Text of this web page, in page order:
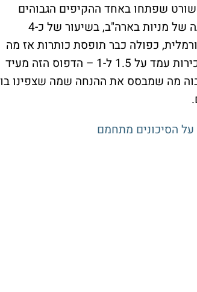
שורט שפתחו באחד ההקיפים הגבוהים
שראינו מאז משבר הקורונה. באותו יום נרשמה קנייה נטו חריגה של מניות בארה"ב, בשיעור של כ-4
כפולה כבר תופסת כותרות אז מה
נגיד על סטיית תקן מרובעת? היחס של הרכישות הארוכות למכירות עמד על 1.5 ל-1 – הדפוס הזה מעיד
מה שמבסס את ההנחה שמה שצפינו בו
על הסיכונים מתחמם